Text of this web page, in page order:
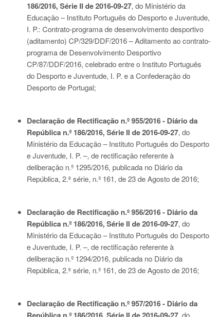
186/2016, Série II de 2016-09-27, do Ministério da
Educação – Instituto Português do Desporto e Juventude,
I. P.: Contrato-programa de desenvolvimento desportivo
(aditamento) CP/329/DDF/2016 – Aditamento ao contrato-
programa de Desenvolvimento Desportivo
CP/87/DDF/2016, celebrado entre o Instituto Português
do Desporto e Juventude, I. P. e a Confederação do
Desporto de Portugal;
Declaração de Rectificação n.º 955/2016 - Diário da
República n.º 186/2016, Série II de 2016-09-27, do
Ministério da Educação – Instituto Português do Desporto
e Juventude, I. P. –, de rectificação referente à
deliberação n.º 1295/2016, publicada no Diário da
República, 2.ª série, n.º 161, de 23 de Agosto de 2016;
Declaração de Rectificação n.º 956/2016 - Diário da
República n.º 186/2016, Série II de 2016-09-27, do
Ministério da Educação – Instituto Português do Desporto
e Juventude, I. P. –, de rectificação referente à
deliberação n.º 1294/2016, publicada no Diário da
República, 2.ª série, n.º 161, de 23 de Agosto de 2016;
Declaração de Rectificação n.º 957/2016 - Diário da
, do